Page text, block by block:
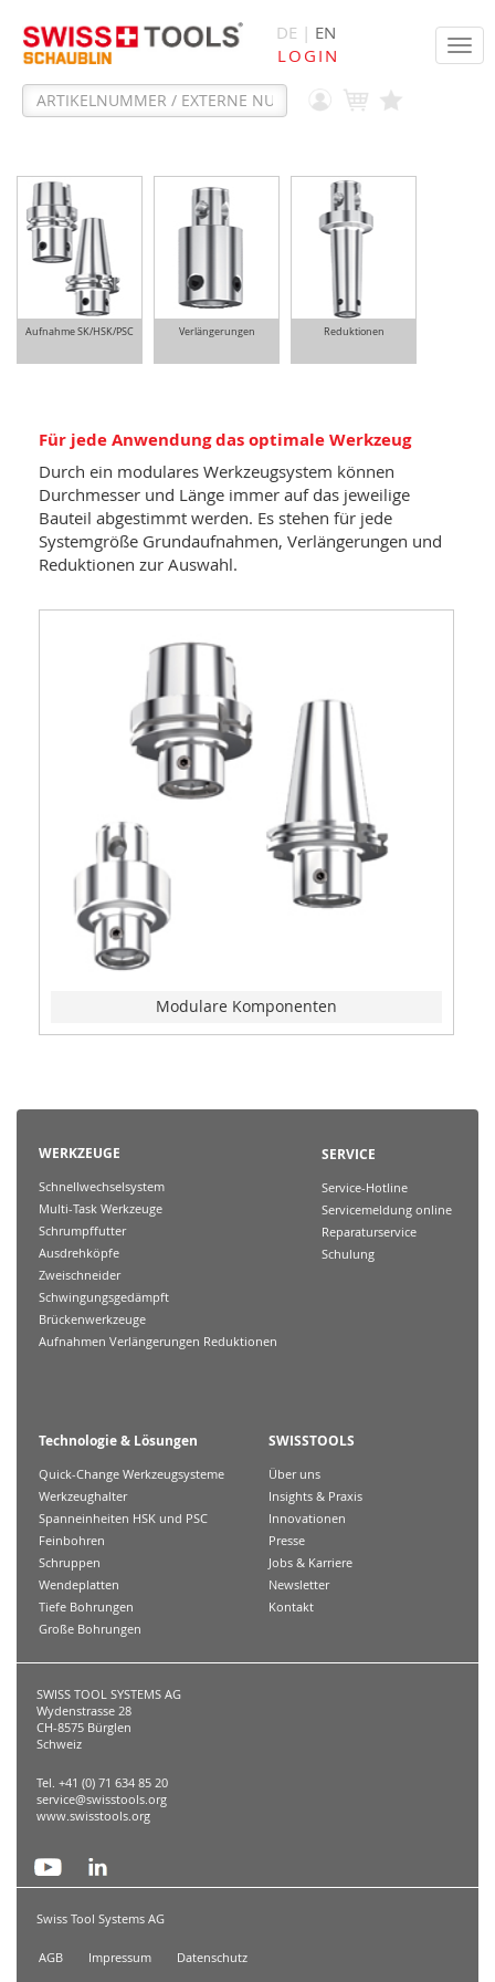
DE | EN
LOGIN
Aufnahme SK/HSK/PSC Verlängerungen Reduktionen
Für jede Anwendung das optimale Werkzeug
Durch ein modulares Werkzeugsystem können
Durchmesser und Länge immer auf das jeweilige
Bauteil abgestimmt werden. Es stehen für jede
Systemgröße Grundaufnahmen, Verlängerungen und
Reduktionen zur Auswahl.
Modulare Komponenten
WERKZEUGE
Schnellwechselsystem
Multi-Task Werkzeuge
Schrumpffutter
Ausdrehköpfe
Zweischneider
Schwingungsgedämpft
Brückenwerkzeuge
Aufnahmen Verlängerungen Reduktionen
SERVICE
Service-Hotline
Servicemeldung online
Reparaturservice
Schulung
Technologie & Lösungen
Quick-Change Werkzeugsysteme
Werkzeughalter
Spanneinheiten HSK und PSC
Feinbohren
Schruppen
Wendeplatten
Tiefe Bohrungen
Große Bohrungen
SWISSTOOLS
Über uns
Insights & Praxis
Innovationen
Presse
Jobs & Karriere
Newsletter
Kontakt
SWISS TOOL SYSTEMS AG
Wydenstrasse 28
CH-8575 Bürglen
Schweiz
Tel. +41 (0) 71 634 85 20
service@swisstools.org
www.swisstools.org
Swiss Tool Systems AG
AGB Impressum Datenschutz